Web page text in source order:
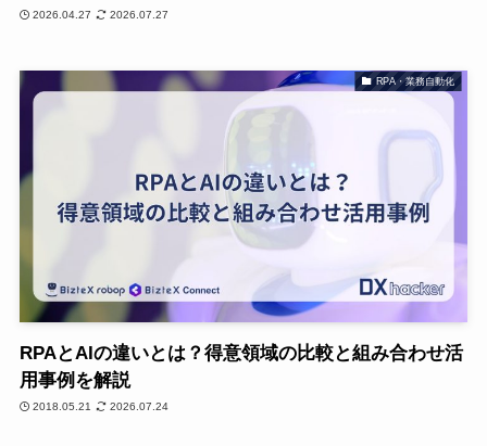
2026.04.27 2026.07.27
RPA・業務自動化
RPAとAIの違いとは？得意領域の比較と組み合わせ活
用事例を解説
2018.05.21 2026.07.24